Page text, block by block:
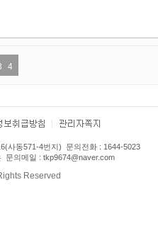
4
사동571-4번지) 문의전화 : 1644-5023
문의메일 : tkp9674@naver.com
Reserved